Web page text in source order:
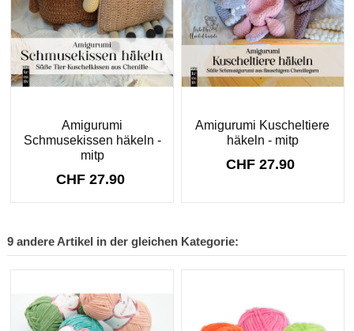
Amigurumi
Schmusekissen häkeln -
mitp
CHF 27.90
Amigurumi Kuscheltiere
häkeln - mitp
CHF 27.90
9 andere Artikel in der gleichen Kategorie: